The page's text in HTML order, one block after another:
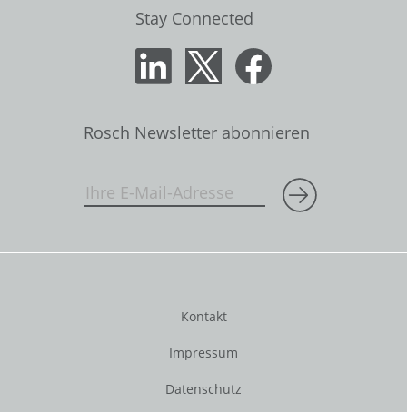
Stay Connected
Rosch Newsletter abonnieren
Kontakt
Impressum
Datenschutz